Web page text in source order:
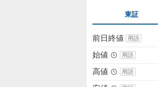
値
東証
前日終値 用語
始値 用語
高値 用語